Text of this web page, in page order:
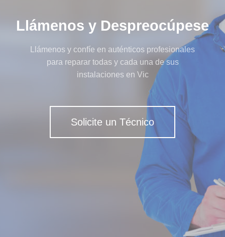
Llámenos y Despreocúpese
Llámenos y confíe en auténticos profesionales
para reparar todas y cada una de sus
instalaciones en Vic
Solicite un Técnico